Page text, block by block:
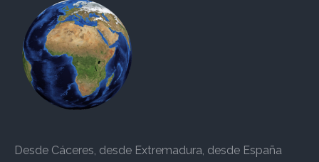
Desde Cáceres, desde Extremadura, desde España